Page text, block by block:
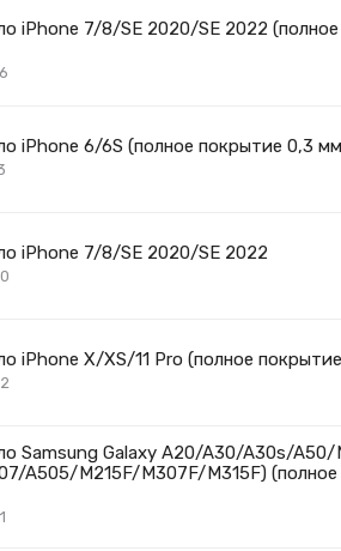
iPhone 7/8/SE 2020/SE 2022
iPhone 6/6S (полное покрытие 0,3
iPhone 7/8/SE 2020/SE 2022
iPhone X/XS/11 Pro (полное
Samsung Galaxy A20/A30/A30s/
A505/M215F/M307F/M315F) (полное